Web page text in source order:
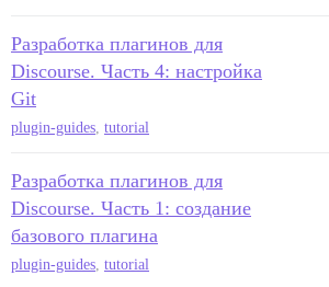
Разработка плагинов для
Discourse. Часть 4: настройка
Git
plugin-guides, tutorial
Разработка плагинов для
Discourse. Часть 1: создание
базового плагина
plugin-guides, tutorial